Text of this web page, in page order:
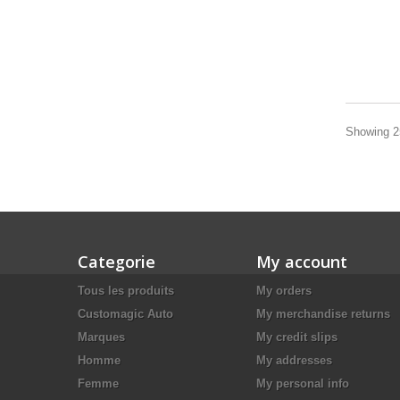
Showing
Categorie
Tous les produits
Customagic Auto
Marques
Homme
Femme
My account
My orders
My merchandise returns
My credit slips
My addresses
My personal info